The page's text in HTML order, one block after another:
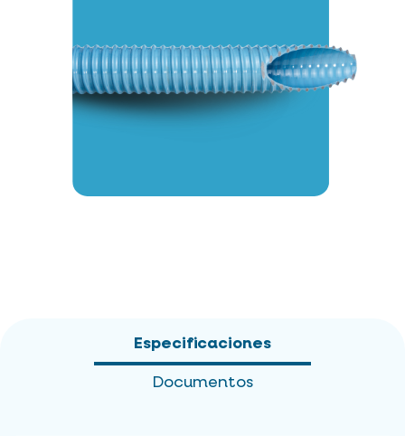
Especificaciones
Documentos